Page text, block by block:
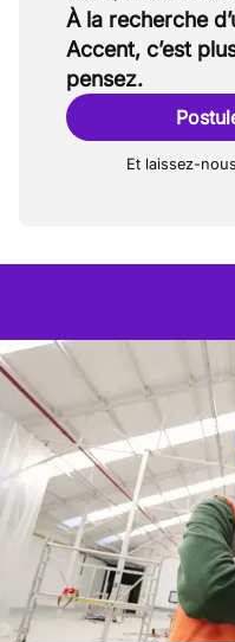
À la recherche
Accent, c’est
pensez.
Et laissez-